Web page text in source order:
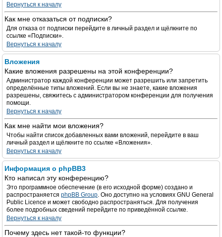
Вернуться к началу
Как мне отказаться от подписки?
Для отказа от подписки перейдите в личный раздел и щёлкните по
ссылке «Подписки».
Вернуться к началу
Вложения
Какие вложения разрешены на этой конференции?
Администратор каждой конференции может разрешить или запретить
определённые типы вложений. Если вы не знаете, какие вложения
разрешены, свяжитесь с администратором конференции для получения
помощи.
Вернуться к началу
Как мне найти мои вложения?
Чтобы найти список добавленных вами вложений, перейдите в ваш
личный раздел и щёлкните по ссылке «Вложения».
Вернуться к началу
Информация о phpBB3
Кто написал эту конференцию?
Это программное обеспечение (в его исходной форме) создано и
распространяется phpBB Group. Оно доступно на условиях GNU General
Public Licence и может свободно распространяться. Для получения
более подробных сведений перейдите по приведённой ссылке.
Вернуться к началу
Почему здесь нет такой-то функции?